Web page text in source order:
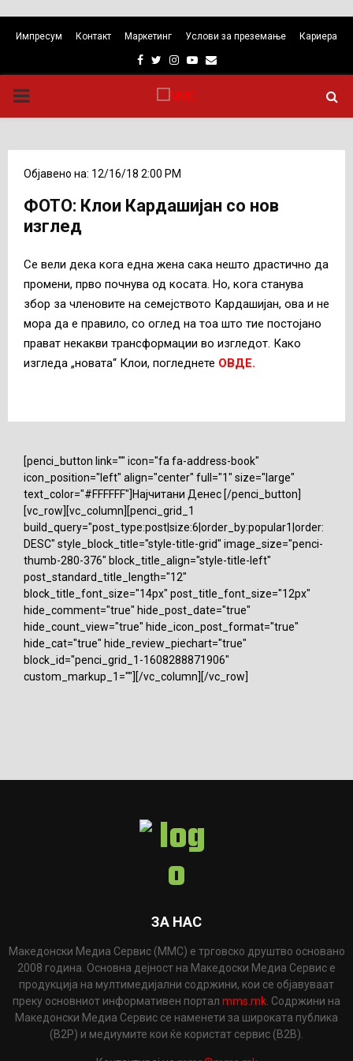
Импресум Контакт Маркетинг Услови за преземање Кариера
Facebook
TwitterInstagram
Youtube
Email
PRIMARY
Објавено на: 12/16/18 2:00 PM
ФОТО: Клои Кардашијан со нов
изглед
Се вели дека кога една жена сака нешто драстично да
промени, прво почнува од косата. Но, кога станува
збор за членовите на семејството Кардашијан, ова и не
мора да е правило, со оглед на тоа што тие постојано
прават некакви трансформации во изгледот. Како
изгледа „новата“ Клои, погледнете ОВДЕ.
[penci_button link="" icon="fa fa-address-book"
icon_position="left" align="center" full="1" size="large"
text_color="#FFFFFF"]Најчитани Денес [/penci_button]
[vc_row][vc_column][penci_grid_1
build_query="post_type:post|size:6|order_by:popular1|order:
DESC" style_block_title="style-title-grid" image_size="penci-
thumb-280-376" block_title_align="style-title-left"
post_standard_title_length="12"
block_title_font_size="14px" post_title_font_size="12px"
hide_comment="true" hide_post_date="true"
hide_count_view="true" hide_icon_post_format="true"
hide_cat="true" hide_review_piechart="true"
block_id="penci_grid_1-1608288871906"
custom_markup_1=""][/vc_column][/vc_row]
ЗА НАС
Македонски Медиа Сервис (ММС) е трговско друштво основано
2008 година. Основна дејност на Македоски Медиа Сервис е
продукција на мултимедијални содржини, кои се објавуваат
преку основниот информативен портал mms.mk . Содржини на
Македонски Медиа Сервис се наменети за широката публика
(B2P) и медиумите кои ќе користат сервис (B2B).